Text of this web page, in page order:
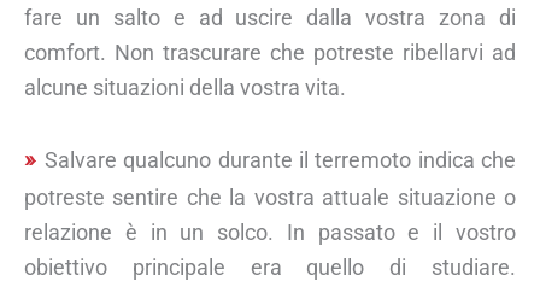
fare un salto e ad uscire dalla vostra zona di
comfort. Non trascurare che potreste ribellarvi ad
alcune situazioni della vostra vita.
Salvare qualcuno durante il terremoto indica che
potreste sentire che la vostra attuale situazione o
relazione è in un solco. In passato e il vostro
obiettivo principale era quello di studiare.